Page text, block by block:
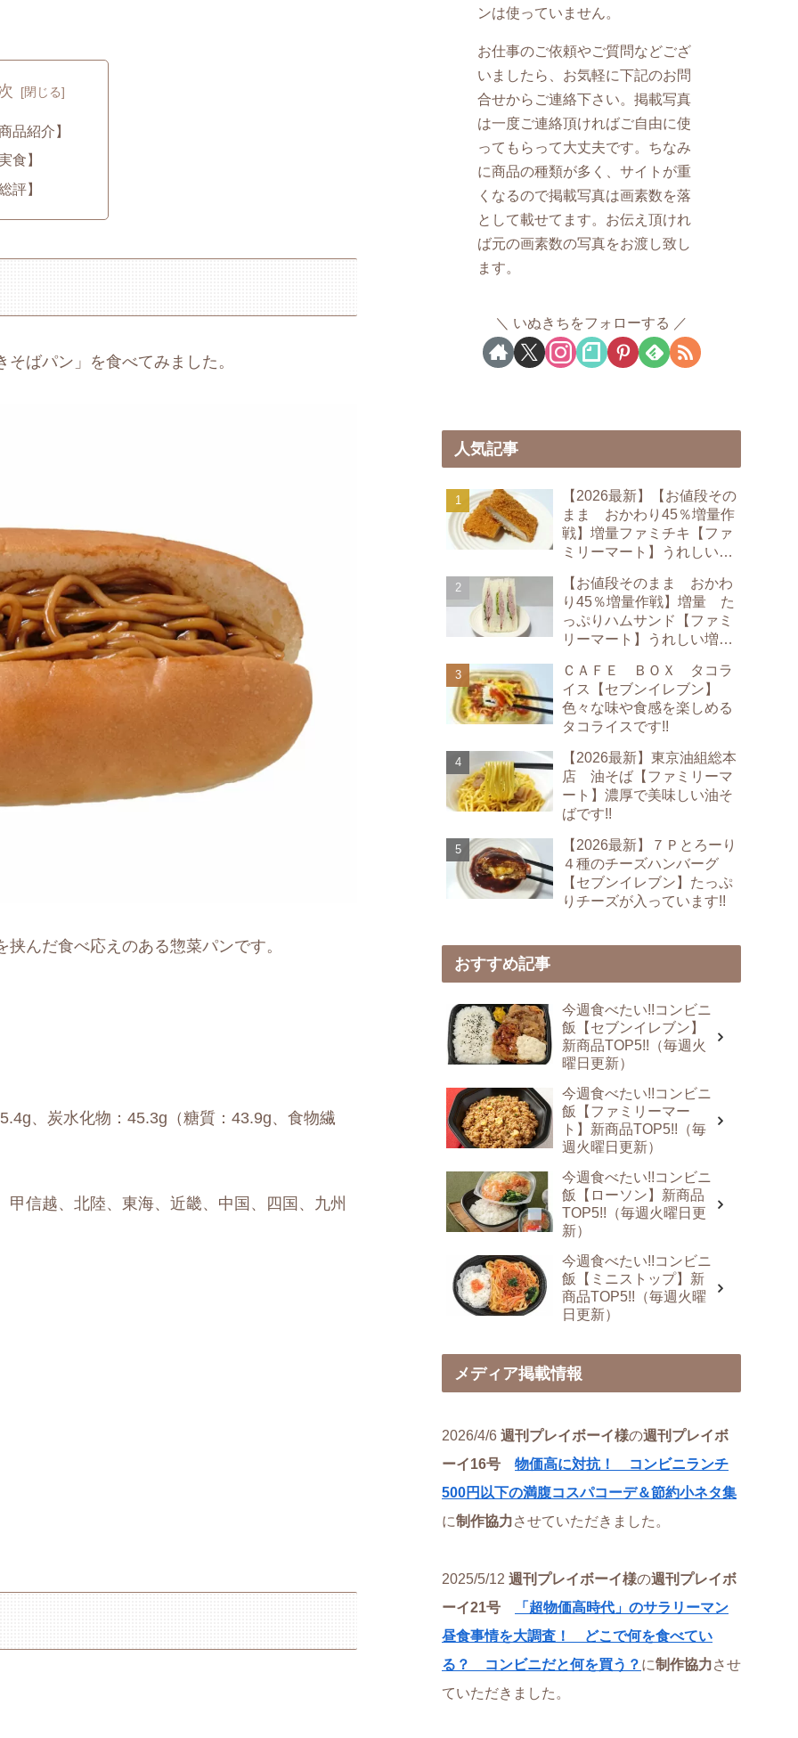
品紹介】
食】
評】
ばパン」を食べてみました。
んだ食べ応えのある惣菜パンです。
、炭水化物：45.3g（糖質：43.9g、食物繊
信越、北陸、東海、近畿、中国、四国、九州
ンは使っていません。
お仕事のご依頼やご質問などござ
いましたら、お気軽に下記のお問
合せからご連絡下さい。掲載写真
は一度ご連絡頂ければご自由に使
ってもらって大丈夫です。ちなみ
に商品の種類が多く、サイトが重
くなるので掲載写真は画素数を落
として載せてます。お伝え頂けれ
ば元の画素数の写真をお渡し致し
ます。
いぬきちをフォローする
人気記事
【2026最新】【お値段その
まま おかわり45％増量作
戦】増量ファミチキ【ファ
ミリーマート】うれしい増
【お値段そのまま おかわ
り45％増量作戦】増量 た
っぷりハムサンド【ファミ
リーマート】うれしい増量
ＣＡＦＥ ＢＯＸ タコラ
イス【セブンイレブン】
色々な味や食感を楽しめる
タコライスです!!
【2026最新】東京油組総本
店 油そば【ファミリーマ
ート】濃厚で美味しい油そ
ばです!!
【2026最新】７Ｐとろーり
４種のチーズハンバーグ
【セブンイレブン】たっぷ
りチーズが入っています!!
おすすめ記事
今週食べたい!!コンビニ
飯【セブンイレブン】
新商品TOP5!!（毎週火
曜日更新）
今週食べたい!!コンビニ
飯【ファミリーマー
ト】新商品TOP5!!（毎
週火曜日更新）
今週食べたい!!コンビニ
飯【ローソン】新商品
TOP5!!（毎週火曜日更
新）
今週食べたい!!コンビニ
飯【ミニストップ】新
商品TOP5!!（毎週火曜
日更新）
メディア掲載情報
2026/4/6 週刊プレイボーイ様の週刊プレイボ
ーイ16号 物価高に対抗！ コンビニランチ
500円以下の満腹コスパコーデ＆節約小ネタ集
に制作協力させていただきました。
2025/5/12 週刊プレイボーイ様の週刊プレイボ
ーイ21号
「超物価高時代」のサラリーマン
昼食事情を大調査！ どこで何を食べてい
る？ コンビニだと何を買う？ に制作協力させ
ていただきました。